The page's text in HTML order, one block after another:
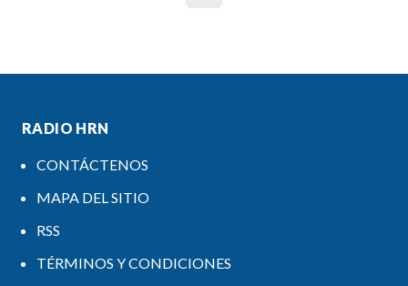
RADIO HRN
CONTÁCTENOS
MAPA DEL SITIO
RSS
TÉRMINOS Y CONDICIONES